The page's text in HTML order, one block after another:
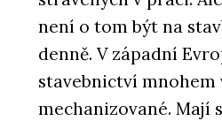
není o tom být na
denně. V západní
stavebnictví mnohem
mechanizované. Mají